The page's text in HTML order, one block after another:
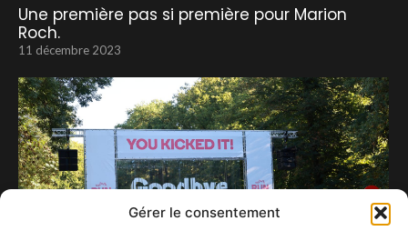
Gérer le consentement
Une première pas si première pour Marion
Roch.
11 décembre 2023